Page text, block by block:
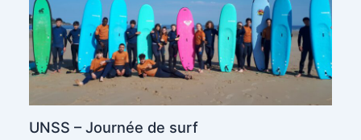
UNSS – Journée de surf